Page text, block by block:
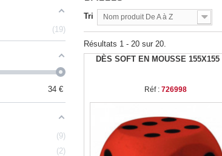
19
34 €
9
2
Tri Nom produit De A à Z
Résultats 1 - 20 sur 20.
DÈS SOFT EN MOUSSE 155X155
Réf : 726998